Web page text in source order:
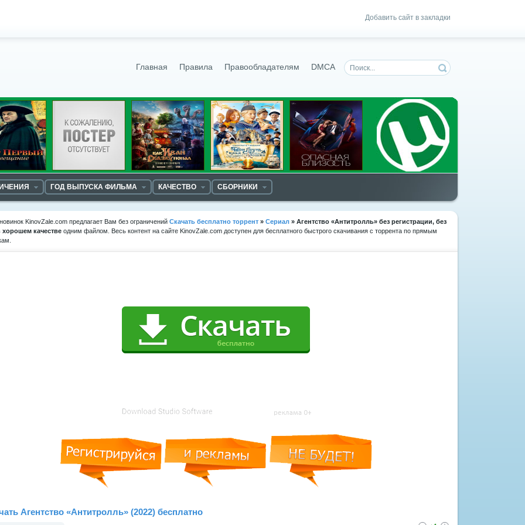
Добавить сайт в закладки
Главная Правила Правообладателям DMCA
ГОД ВЫПУСКА ФИЛЬМА КАЧЕСТВО СБОРНИКИ
KinovZale.com предлагает Вам без ограничений Скачать бесплатно торрент » Сериал » Агентство «Антитролль» без регистрации, без
хорошем качестве одним файлом. Весь контент на сайте KinovZale.com доступен для бесплатного быстрого скачивания с торрента по прямым
Агентство «Антитролль» (2022) бесплатно